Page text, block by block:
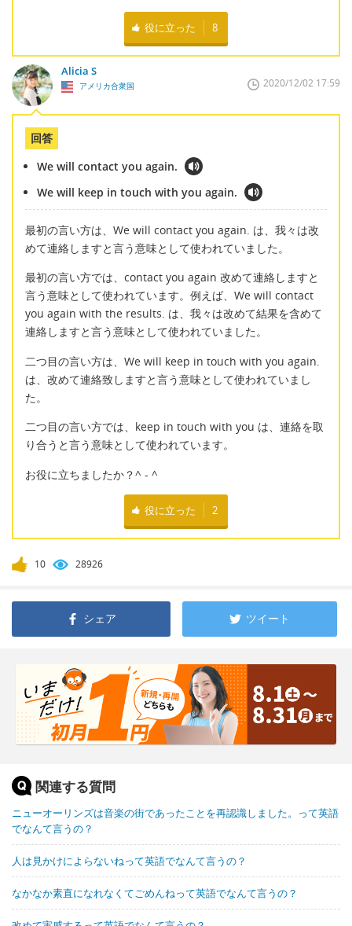
役に立った 8
Alicia S
アメリカ合衆国 2020/12/02 17:59
回答
We will contact you again.
We will keep in touch with you again.
最初の言い方は、We will contact you again. は、我々は改
めて連絡しますと言う意味として使われていました。
最初の言い方では、contact you again 改めて連絡しますと
言う意味として使われています。例えば、We will contact
you again with the results. は、我々は改めて結果を含めて
連絡しますと言う意味として使われていました。
二つ目の言い方は、We will keep in touch with you again.
は、改めて連絡致しますと言う意味として使われていまし
た。
二つ目の言い方では、keep in touch with you は、連絡を取
り合うと言う意味として使われています。
お役に立ちましたか？^ - ^
役に立った 2
10 28926
シェア ツイート
関連する質問
ニューオーリンズは音楽の街であったことを再認識しました。って英語
でなんて言うの？
人は見かけによらないねって英語でなんて言うの？
なかなか素直になれなくてごめんねって英語でなんて言うの？